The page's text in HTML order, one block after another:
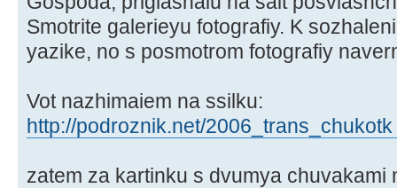
Smotrite galerieyu fotografiy. K
yazike, no s posmotrom fotografiy
Vot nazhimaiem na ssilku:
http://podroznik.net/
zatem za kartinku s dvumya chuvakami